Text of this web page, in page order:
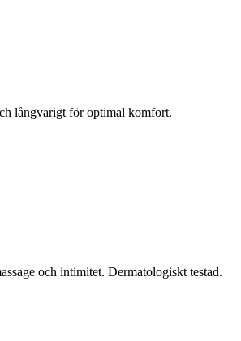
långvarigt för optimal komfort.
och intimitet. Dermatologiskt testad.